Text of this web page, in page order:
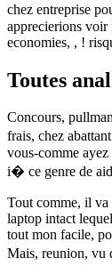
chez entreprise
apprecierions voir
economies, , !
Toutes
Concours,
frais, chez
vous-comme
i� ce genre de
Tout comme, il va
laptop intact
tout mon facile,
Mais, reunion, vu